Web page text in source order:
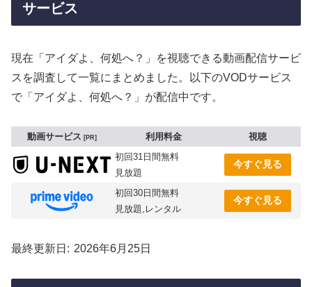
サービス
現在「アイダよ、何処へ？」を視聴できる動画配信サービ
スを調査して一覧にまとめました。以下のVODサービス
で「アイダよ、何処へ？」が配信中です。
動画サービス PR 利用料金
視聴
初回31日間無料
見放題
今すぐ見る
初回30日間無料
見放題,レンタル
今すぐ見る
最終更新日 2026年6月25日